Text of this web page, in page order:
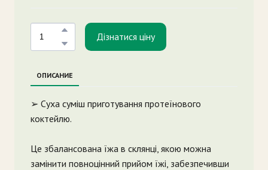
Дізнатися ціну
ОПИСАНИЕ
➢ Суха суміш приготування протеїнового
коктейлю.
Це збалансована їжа в склянці, якою можна
замінити повноцінний прийом їжі, забезпечивши